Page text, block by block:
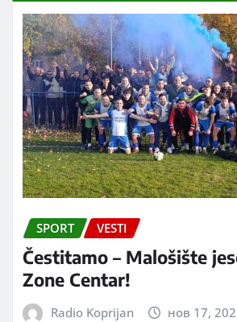
SPORT VESTI
Čestitamo – Malošište
Zone Centar!
Radio Koprijan нов 17,